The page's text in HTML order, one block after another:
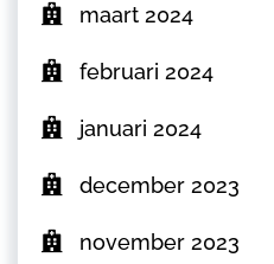
maart 2024
februari 2024
januari 2024
december 2023
november 2023